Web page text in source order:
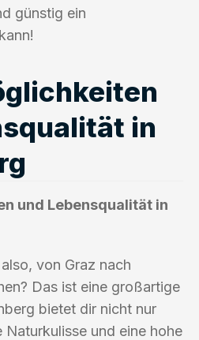
günstig ein
in
und Lebensqualität in
von Graz nach
Das ist eine großartige
bietet dir nicht nur
Naturkulisse und eine hohe